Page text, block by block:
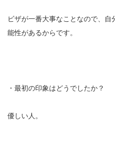
ビザが一番大事なことなので、
能性があるからです。
・最初の印象はどうでしたか？
優しい人。